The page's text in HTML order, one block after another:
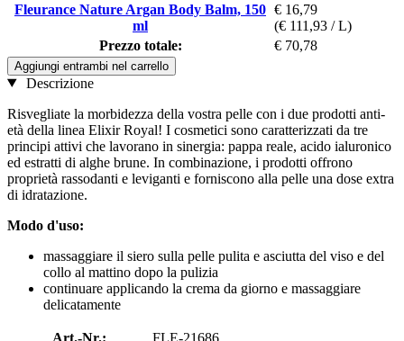
Fleurance Nature Argan Body Balm, 150
ml
€ 16,79
(€ 111,93 / L)
Prezzo totale:
€ 70,78
Aggiungi entrambi nel carrello
Descrizione
Risvegliate la morbidezza della vostra pelle con i due prodotti anti-
età della linea Elixir Royal! I cosmetici sono caratterizzati da tre
principi attivi che lavorano in sinergia: pappa reale, acido ialuronico
ed estratti di alghe brune. In combinazione, i prodotti offrono
proprietà rassodanti e leviganti e forniscono alla pelle una dose extra
di idratazione.
Modo d'uso:
massaggiare il siero sulla pelle pulita e asciutta del viso e del
collo al mattino dopo la pulizia
continuare applicando la crema da giorno e massaggiare
delicatamente
Art.-Nr.:
FLE-21686